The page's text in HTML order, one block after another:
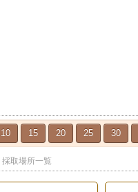
10 15 20 25 30
採取場所一覧